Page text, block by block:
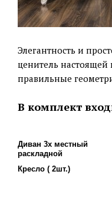
Элегантность и
ценитель настоящей
правильные
В комплект
Диван 3х местный
раскладной
Кресло ( 2шт.)